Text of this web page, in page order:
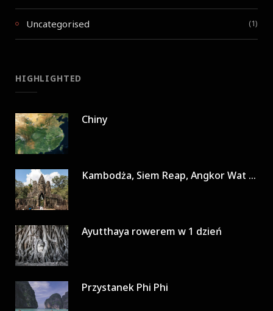
Uncategorised (1)
HIGHLIGHTED
Chiny
Kambodża, Siem Reap, Angkor Wat w 3 dni
Ayutthaya rowerem w 1 dzień
Przystanek Phi Phi